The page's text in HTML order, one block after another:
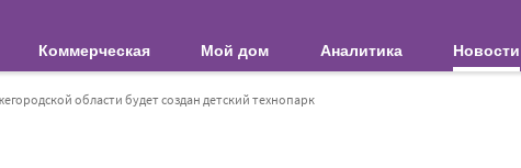
Коммерческая Мой дом Аналитика Новости
области будет создан детский технопарк